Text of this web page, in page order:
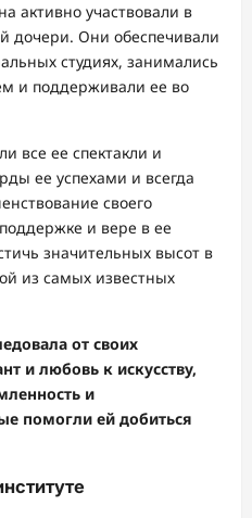
активно участвовали в
дочери. Они обеспечивали
студиях, занимались
и поддерживали ее во
все ее спектакли и
ее успехами и всегда
своего
и вере в ее
значительных высот в
из самых известных
от своих
и любовь к искусству,
и
помогли ей добиться